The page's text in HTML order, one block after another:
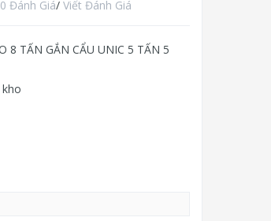
0 Đánh Giá/ Viết Đánh Giá
8 TẤN GẮN CẨU UNIC 5 TẤN 5